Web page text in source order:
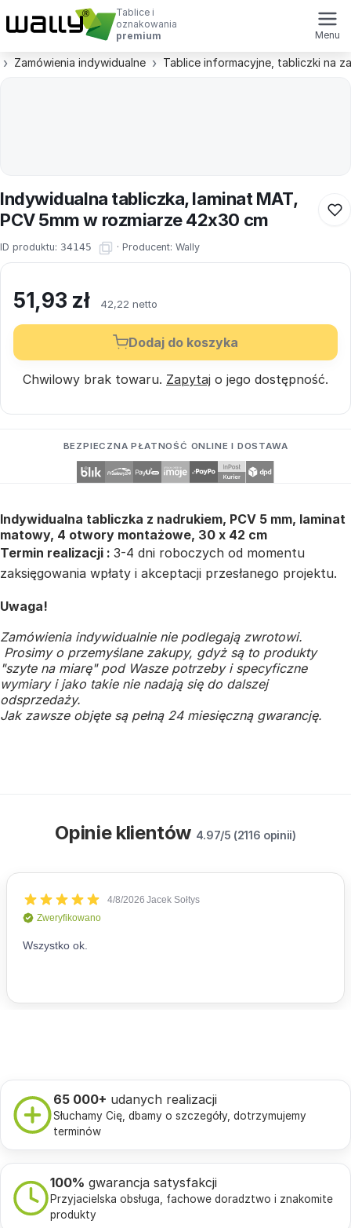
Tablice i
oznakowania
premium
Menu
Zamówienia indywidualne Tablice informacyjne, tabliczki na
Indywidualna tabliczka, laminat MAT,
PCV 5mm w rozmiarze 42x30 cm
ID produktu: 34145 · Producent: Wally
51,93 zł 42,22 netto
Dodaj do koszyka
Chwilowy brak towaru. Zapytaj o jego dostępność.
BEZPIECZNA PŁATNOŚĆ ONLINE I DOSTAWA
Indywidualna tabliczka z nadrukiem, PCV 5 mm, laminat
matowy, 4 otwory montażowe, 30 x 42 cm
Termin realizacji : 3-4 dni roboczych od momentu
zaksięgowania wpłaty i akceptacji przesłanego projektu.
Uwaga!
Zamówienia indywidualnie nie podlegają zwrotowi.
Prosimy o przemyślane zakupy, gdyż są to produkty
"szyte na miarę" pod Wasze potrzeby i specyficzne
wymiary i jako takie nie nadają się do dalszej
odsprzedaży.
Jak zawsze objęte są pełną 24 miesięczną gwarancję.
Opinie klientów 4.97/5 (2116 opinii)
65 000+ udanych realizacji
Słuchamy Cię, dbamy o szczegóły, dotrzymujemy
terminów
100% gwarancja satysfakcji
Przyjacielska obsługa, fachowe doradztwo i znakomite
produkty